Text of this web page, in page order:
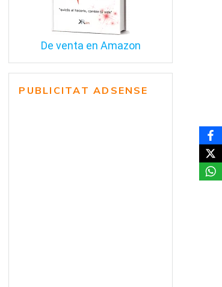
De venta en Amazon
PUBLICITAT ADSENSE